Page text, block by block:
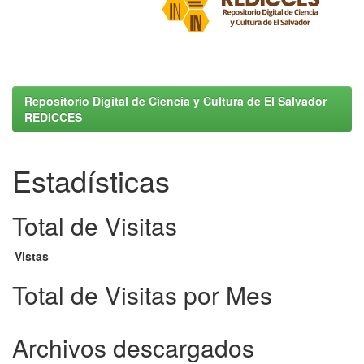
Repositorio Digital de Ciencia y Cultura de El Salvador
REDICCES
Estadísticas
Total de Visitas
Vistas
Total de Visitas por Mes
Archivos descargados